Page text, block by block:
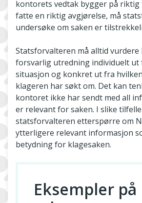
kontorets vedtak bygger på riktig
fatte en riktig avgjørelse, må
undersøke om saken er
Statsforvalteren må alltid vurdere
forsvarlig utredning individuelt ut
situasjon og konkret ut fra
klageren har søkt om. Det kan
kontoret ikke har sendt med all
er relevant for saken. I slike
statsforvalteren etterspørre om
ytterligere relevant informasjon
betydning for klagesaken.
Eksempler på